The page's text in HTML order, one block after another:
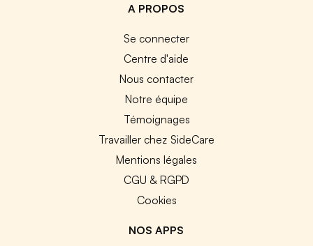
A PROPOS
Se connecter
Centre d'aide
Nous contacter
Notre équipe
Témoignages
Travailler chez SideCare
Mentions légales
CGU & RGPD
Cookies
NOS APPS